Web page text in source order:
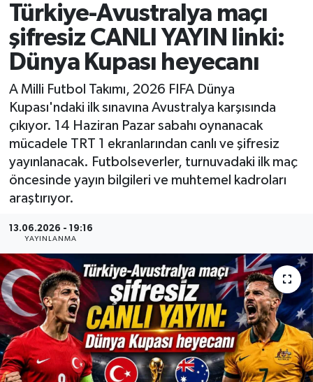
Türkiye-Avustralya maçı
şifresiz CANLI YAYIN linki:
Dünya Kupası heyecanı
A Milli Futbol Takımı, 2026 FIFA Dünya
Kupası'ndaki ilk sınavına Avustralya karşısında
çıkıyor. 14 Haziran Pazar sabahı oynanacak
mücadele TRT 1 ekranlarından canlı ve şifresiz
yayınlanacak. Futbolseverler, turnuvadaki ilk maç
öncesinde yayın bilgileri ve muhtemel kadroları
araştırıyor.
13.06.2026 - 19:16
YAYINLANMA
Resmi İlanlar
Alanyaspor
Turizm
E-Gazete
Süper Lig Puan Durumu ve Fikstür
Tüm Manşetler
Son Dakika Haberleri
Haber Arşivi